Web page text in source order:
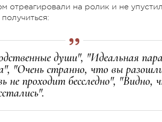
отреагировали на ролик и не
души", "Идеальная
"Очень странно, что вы
не проходит бесследно", "Видно,